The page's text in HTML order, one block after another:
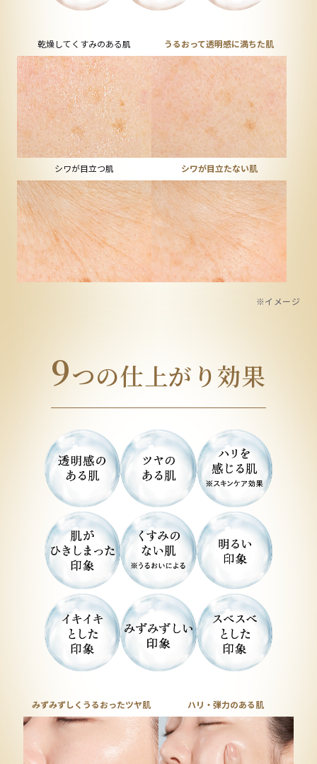
乾燥してくすみのある肌 うるおって透明感に満ちた肌
シワが目立つ肌 シワが目立たない肌
※イメージ
9つの仕上がり効果
みずみずしくうるおったツヤ肌 ハリ・弾力のある肌